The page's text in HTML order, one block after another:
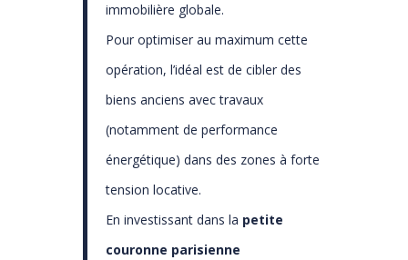
immobilière globale.
Pour optimiser au maximum cette
opération, l’idéal est de cibler des
biens anciens avec travaux
(notamment de performance
énergétique) dans des zones à forte
tension locative.
En investissant dans la petite
couronne parisienne